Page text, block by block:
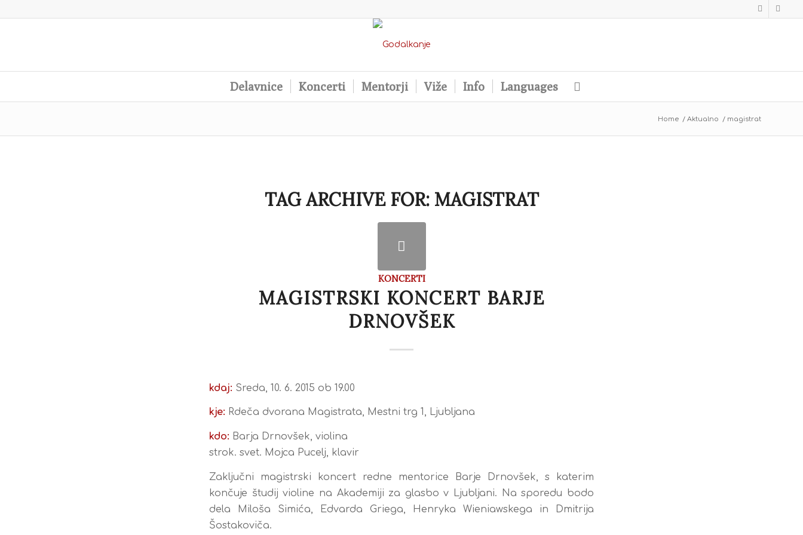
Delavnice Koncerti Mentorji Viže Info Languages
Home / Aktualno / magistrat
TAG ARCHIVE FOR: MAGISTRAT
KONCERTI
MAGISTRSKI KONCERT BARJE
DRNOVŠEK
kdaj: Sreda, 10. 6. 2015 ob 19.00
kje: Rdeča dvorana Magistrata, Mestni trg 1, Ljubljana
kdo: Barja Drnovšek, violina
strok. svet. Mojca Pucelj, klavir
Zaključni magistrski koncert redne mentorice Barje Drnovšek, s katerim
končuje študij violine na Akademiji za glasbo v Ljubljani. Na sporedu bodo
dela Miloša Simića, Edvarda Griega, Henryka Wieniawskega in Dmitrija
Šostakoviča.